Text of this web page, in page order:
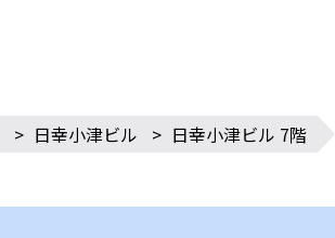
> 日幸小津ビル > 日幸小津ビル 7階